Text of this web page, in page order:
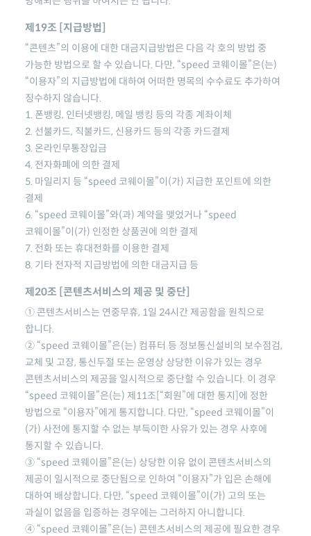
제19조 [지급방법]
“콘텐츠”의 이용에 대한 대금지급방법은 다음 각 호의 방법 중
가능한 방법으로 할 수 있습니다. 다만, “speed 코웨이몰”은(는)
“이용자”의 지급방법에 대하여 어떠한 명목의 수수료도 추가하여
징수하지 않습니다.
1. 폰뱅킹, 인터넷뱅킹, 메일 뱅킹 등의 각종 계좌이체
2. 선불카드, 직불카드, 신용카드 등의 각종 카드결제
3. 온라인무통장입금
4. 전자화폐에 의한 결제
5. 마일리지 등 “speed 코웨이몰”이(가) 지급한 포인트에 의한
결제
6. “speed 코웨이몰”와(과) 계약을 맺었거나 “speed
코웨이몰”이(가) 인정한 상품권에 의한 결제
7. 전화 또는 휴대전화를 이용한 결제
8. 기타 전자적 지급방법에 의한 대금지급 등
제20조 [콘텐츠서비스의 제공 및 중단]
① 콘텐츠서비스는 연중무휴, 1일 24시간 제공함을 원칙으로
합니다.
② “speed 코웨이몰”은(는) 컴퓨터 등 정보통신설비의 보수점검,
교체 및 고장, 통신두절 또는 운영상 상당한 이유가 있는 경우
콘텐츠서비스의 제공을 일시적으로 중단할 수 있습니다. 이 경우
“speed 코웨이몰”은(는) 제11조[“회원”에 대한 통지]에 정한
방법으로 “이용자”에게 통지합니다. 다만, “speed 코웨이몰”이
(가) 사전에 통지할 수 없는 부득이한 사유가 있는 경우 사후에
통지할 수 있습니다.
③ “speed 코웨이몰”은(는) 상당한 이유 없이 콘텐츠서비스의
제공이 일시적으로 중단됨으로 인하여 “이용자”가 입은 손해에
대하여 배상합니다. 다만, “speed 코웨이몰”이(가) 고의 또는
과실이 없음을 입증하는 경우에는 그러하지 아니합니다.
④ “speed 코웨이몰”은(는) 콘텐츠서비스의 제공에 필요한 경우